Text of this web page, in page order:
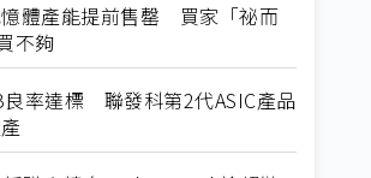
體產能提前售罄 買家「祕而
不夠
良率達標 聯發科第2代ASIC產品